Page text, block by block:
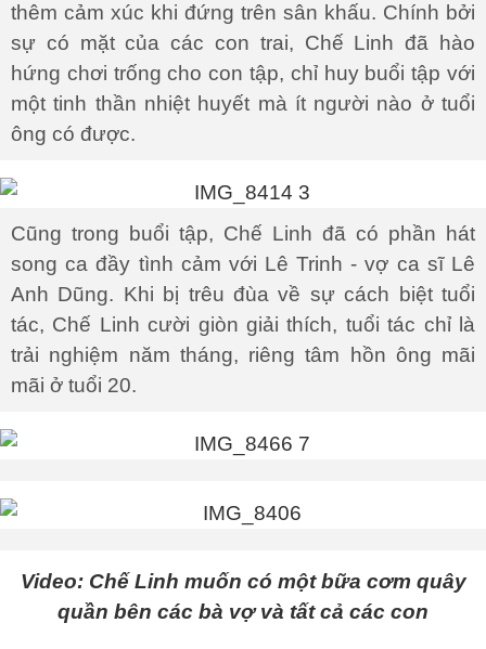
thêm cảm xúc khi đứng trên sân khấu. Chính bởi
sự có mặt của các con trai, Chế Linh đã hào
hứng chơi trống cho con tập, chỉ huy buổi tập với
một tinh thần nhiệt huyết mà ít người nào ở tuổi
ông có được.
Cũng trong buổi tập, Chế Linh đã có phần hát
song ca đầy tình cảm với Lê Trinh - vợ ca sĩ Lê
Anh Dũng. Khi bị trêu đùa về sự cách biệt tuổi
tác, Chế Linh cười giòn giải thích, tuổi tác chỉ là
trải nghiệm năm tháng, riêng tâm hồn ông mãi
mãi ở tuổi 20.
Video: Chế Linh muốn có một bữa cơm quây
quần bên các bà vợ và tất cả các con